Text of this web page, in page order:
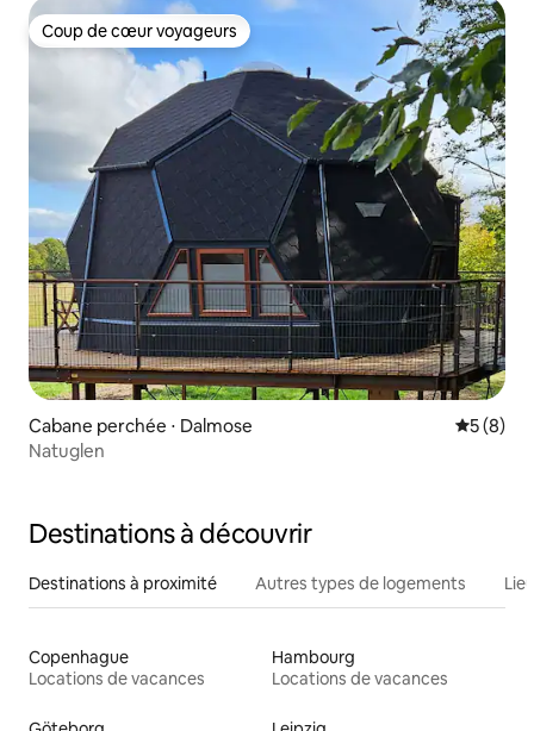
Coup de cœur voyageurs
Coup de cœur voyageurs
Cabane perchée ⋅ Dalmose
5 (8)
Natuglen
Destinations à découvrir
Destinations à proximité Autres types de logements
Copenhague
Locations de vacances
Hambourg
Locations de vacances